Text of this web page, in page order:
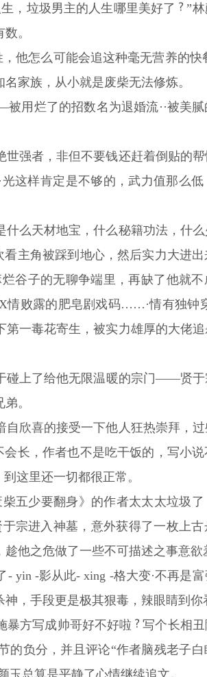
，垃圾男主的人生哪里美好了
”
。
他怎么可能会追这种毫无营养的快
家族，从小就是废柴无法修炼。
用烂了的招数名为退婚流··被美腻
强者，非但不要钱还赶着倒贴的帮
·光这样肯定是不够的，武力值那么
么天材地宝，什么秘籍功法，什
主角被踩到地心，然后实力大进出
谷子的无聊争端里，再缺了他就
情败露的肥皂剧戏码……·情有独钟
一毒花寄生，被实力雄厚的大佬
碰上了给他无限温暖的宗门——贤于
。
欣喜的接受一下他人狂热崇拜，
长，作者也不是吃干饭的，写小
这里还一切都很正常。
五少要翻身》的作者太太太垃圾
宗进入神墓，意外获得了一枚上古
他之危做了一些不可描述之事意欲
yin -影从此- xing -格大变·不再是
，手段更是极其狠毒，辣眼睛到你
暴方写成帅哥好不好啦
写个长相
的负分，并且评论“作者脑残老子
总算是平静了心情继续追文。